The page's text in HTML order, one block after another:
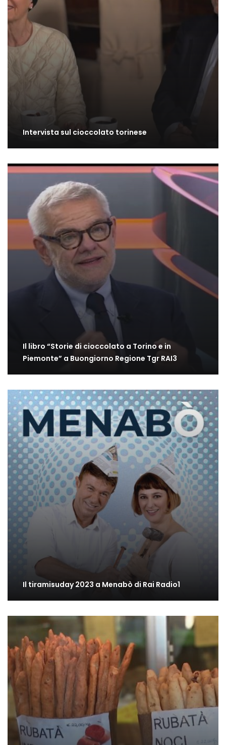
Intervista sul cioccolato torinese
Il libro “Storie di cioccolato a Torino e in
Piemonte” a Buongiorno Regione Tgr RAI3
Il tiramisuday 2023 a Menabò di Rai Radio1